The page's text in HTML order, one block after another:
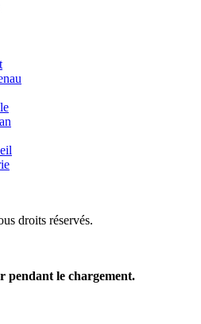
droits réservés.
pendant le chargement.